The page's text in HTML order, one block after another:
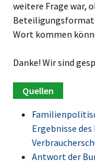
weitere Frage war,
Beteiligungsformat
Wort kommen
Danke! Wir sind
Ergebnisse
Antwort der